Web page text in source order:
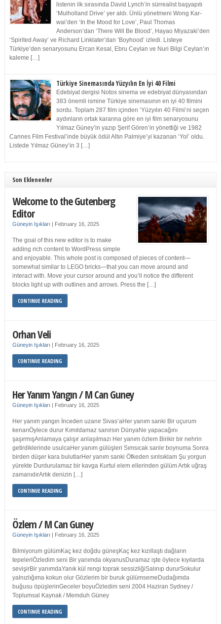
listenin ilk sırasında David Lynch’in sürrealist başyapıtı
‘Mulholland Drive’ yer aldı. Ünlü yönetmeni Wong Kar-
wai’den ‘In the Mood for Love’, Paul Thomas
Anderson’dan ‘There Will Be Blood’, Hayao Miyazaki’den
‘Spirited Away’ ve Richard Linklater’dan ‘Boyhood’ izledi. Listeye
Türkiye’den senaryosunu Ercan Kesal, Ebru Ceylan ve Nuri Bilgi Ceylan’ın
kaleme […]
Türkiye Sinemasında Yüzyılın En İyi 40 Filmi
Edebiyat dergisi Notos sinema ve edebiyat dünyasından
383 önemli ismine Türkiye sinemasının en iyi 40 filmini
sordu. Toplam 287 film içinden ‘Yüzyılın 40 Filmi’ni seçen
aydınların ortak kararına göre en iyi film senaryosunu
Yılmaz Güney’in yazıp Şerif Gören’in yönettiği ve 1982
Cannes Film Festival’inde büyük ödül Altın Palmiye’yi kazanan ‘Yol’ oldu.
Listede Yılmaz Güney’in 3 […]
Son Eklenenler
Welcome to the Gutenberg
Editor
Güneyin Işıkları | February 16, 2025
The goal of this new editor is to make
adding rich content to WordPress simple
and enjoyable. This whole post is composed of pieces of content—
somewhat similar to LEGO bricks—that you can move around and
interact with. Move your cursor around and you’ll notice the different
blocks light up with outlines and arrows. Press the […]
CONTINUE READING
Orhan Veli
Güneyin Işıkları | February 16, 2025
CONTINUE READING
Her Yanım Yangın / M Can Guney
Güneyin Işıkları | February 16, 2025
Her yanım yangın İnceden uzanır Sivas’aHer yanım sanki Bir uçurum
kenarıÖylece durur Kımıldamaz sanırsın DünyaNe yapacağını
şaşırmışAnlamaya çalışır anlaşılmazı Her yanım özlem Birikir bir nehrin
getirdiklerinde usulcaHer yanım gülüşleri Sımsıcak sarılır boynuma Sonra
birden düşer kara bulutlarHer yanım sanki Öfkeden sırılsıklam Şu yorgun
yürekte Durdurulamaz bir kavga Kurtul elem ellerinden gülüm Artık uğraş
zamanıdırArtık denizin […]
CONTINUE READING
Özlem / M Can Guney
Güneyin Işıkları | February 16, 2025
Bilmiyorum gülümKaç kez doğdu güneşKaç kez kızıllaştı dağların
tepeleriÖzledim seni Bir yanımda okyanusDuramaz işte öylece kıyılarda
sevişirBir yanımdaYanık kül rengi toprak sessizliğiSalınıp dururSokulur
yalnızlığıma kokun olur Gözlerim bir buruk gülümsemeDudağımda
buğusu öpüşlerinGeceler boyuÖzledim seni 2004 Haziran Sydney /
Toplumsal Kaynak / Memduh Güney
CONTINUE READING